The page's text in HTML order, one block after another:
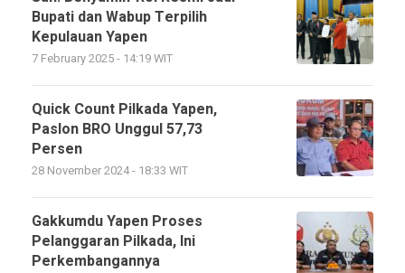
Bupati dan Wabup Terpilih
Kepulauan Yapen
7 February 2025 - 14:19 WIT
Quick Count Pilkada Yapen,
Paslon BRO Unggul 57,73
Persen
28 November 2024 - 18:33 WIT
Gakkumdu Yapen Proses
Pelanggaran Pilkada, Ini
Perkembangannya